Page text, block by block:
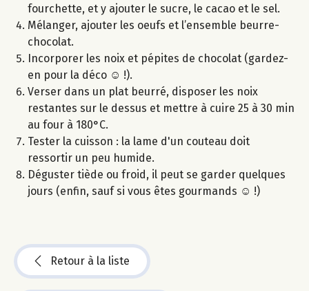
fourchette, et y ajouter le sucre, le cacao et le sel.
Mélanger, ajouter les oeufs et l’ensemble beurre-
chocolat.
Incorporer les noix et pépites de chocolat (gardez-
en pour la déco ☺ !).
Verser dans un plat beurré, disposer les noix
restantes sur le dessus et mettre à cuire 25 à 30 min
au four à 180°C.
Tester la cuisson : la lame d'un couteau doit
ressortir un peu humide.
Déguster tiède ou froid, il peut se garder quelques
jours (enfin, sauf si vous êtes gourmands ☺ !)
Retour à la liste